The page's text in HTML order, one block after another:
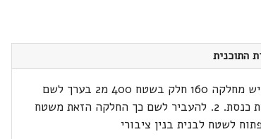
התוכנית
1. להפריש מחלקה 160 חלק בשטח 400 מ2 בערך לשם
בנית בית כנסת. 2. להעביר לשם כך החלקה הזאת משטח
לשטח לבנית בנין ציבורי